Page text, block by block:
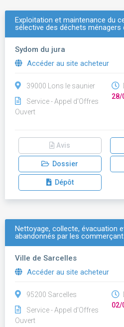
Exploitation et maintenance du
sélective des déchets ménagers
Sydom du jura
Accéder au site acheteur
39000 Lons le saunier
Service - Appel d'Offres
Ouvert
28/
Avis
Dossier
Dépôt
Nettoyage, collecte, évacuation
abandonnés par les
Ville de Sarcelles
Accéder au site acheteur
95200 Sarcelles
Service - Appel d'Offres
Ouvert
02/